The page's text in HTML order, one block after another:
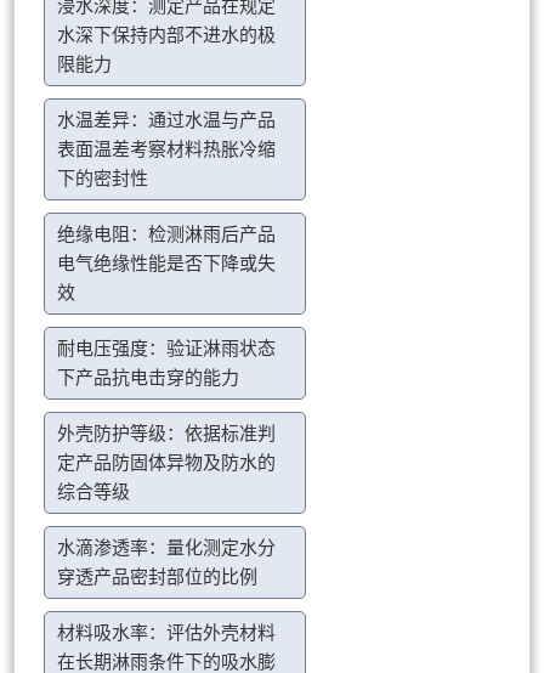
浸水深度：测定产品在规定
水深下保持内部不进水的极
限能力
水温差异：通过水温与产品
表面温差考察材料热胀冷缩
下的密封性
绝缘电阻：检测淋雨后产品
电气绝缘性能是否下降或失
效
耐电压强度：验证淋雨状态
下产品抗电击穿的能力
外壳防护等级：依据标准判
定产品防固体异物及防水的
综合等级
水滴渗透率：量化测定水分
穿透产品密封部位的比例
材料吸水率：评估外壳材料
在长期淋雨条件下的吸水膨